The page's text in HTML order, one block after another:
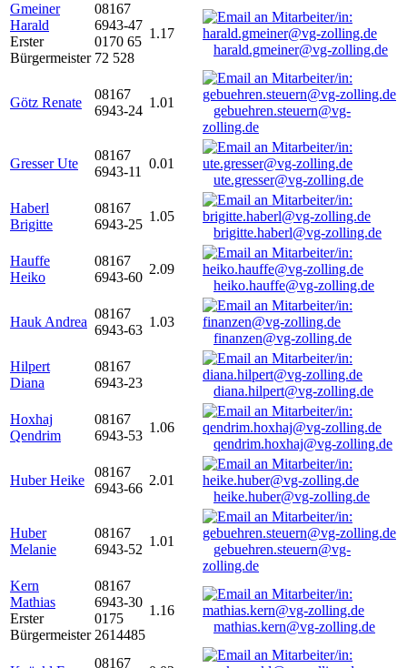
Gmeiner
Harald
Erster
Bürgermeister
08167
6943-47
0170 65
72 528
1.17
harald.gmeiner@vg-zolling.de
Götz Renate
08167
6943-24
1.01
gebuehren.steuern@vg-
zolling.de
Gresser Ute
08167
6943-11
0.01
ute.gresser@vg-zolling.de
Haberl
Brigitte
08167
6943-25
1.05
brigitte.haberl@vg-zolling.de
Hauffe
Heiko
08167
6943-60
2.09
heiko.hauffe@vg-zolling.de
Hauk Andrea
08167
6943-63
1.03
finanzen@vg-zolling.de
Hilpert
Diana
08167
6943-23
diana.hilpert@vg-zolling.de
Hoxhaj
Qendrim
08167
6943-53
1.06
qendrim.hoxhaj@vg-zolling.de
Huber Heike
08167
6943-66
2.01
heike.huber@vg-zolling.de
Huber
Melanie
08167
6943-52
1.01
gebuehren.steuern@vg-
zolling.de
Kern
Mathias
Erster
Bürgermeister
08167
6943-30
0175
2614485
1.16
mathias.kern@vg-zolling.de
08167